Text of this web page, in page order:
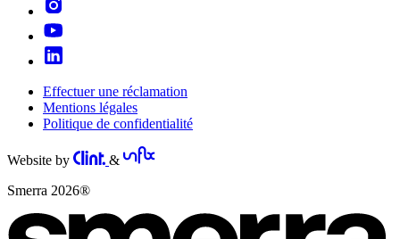
Effectuer une réclamation
Mentions légales
Politique de confidentialité
Website by
&
Smerra 2026®